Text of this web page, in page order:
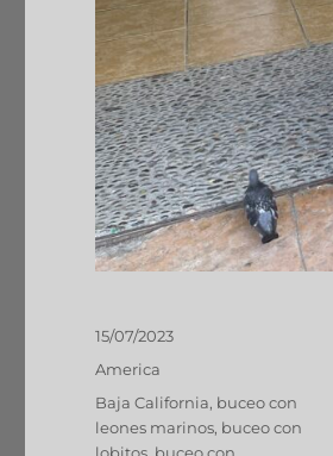
15/07/2023
America
Baja California, buceo con
leones marinos, buceo con